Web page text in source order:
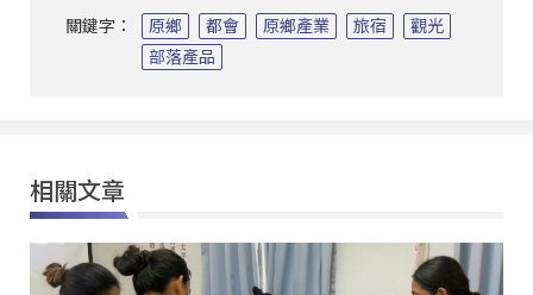
關鍵字： 原鄉 都會 原鄉產業 旅宿
觀光
部落產品
相關文章